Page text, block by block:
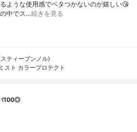
ような使用感でベタつかないのが嬉しい😘
中でス…続きを見る
ティーブンノル)
スト カラープロテクト
100◎